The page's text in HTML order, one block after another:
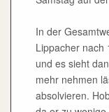
In der
Lippacher nach
und es sieht
mehr nehmen
absolvieren.